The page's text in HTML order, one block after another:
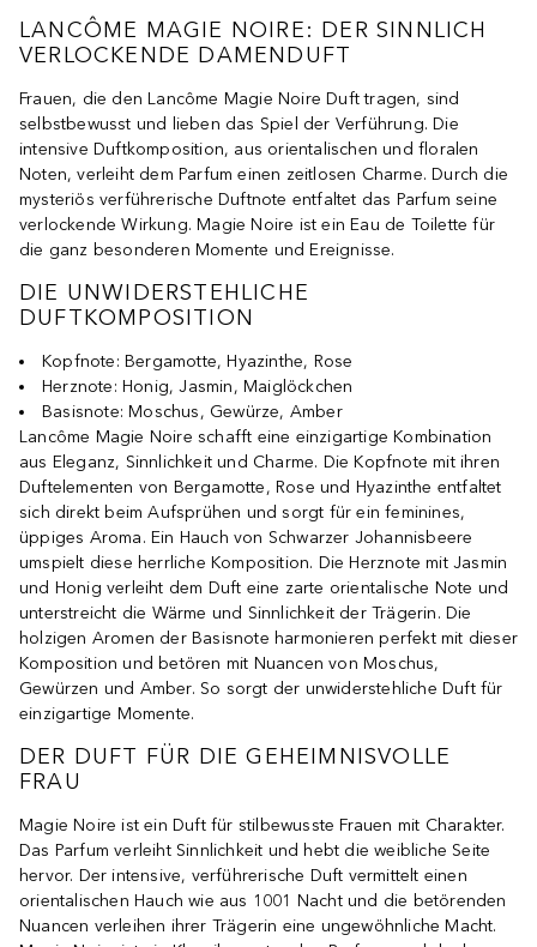
LANCÔME MAGIE NOIRE: DER SINNLICH
VERLOCKENDE DAMENDUFT
Frauen, die den Lancôme Magie Noire Duft tragen, sind
selbstbewusst und lieben das Spiel der Verführung. Die
intensive Duftkomposition, aus orientalischen und floralen
Noten, verleiht dem Parfum einen zeitlosen Charme. Durch die
mysteriös verführerische Duftnote entfaltet das Parfum seine
verlockende Wirkung. Magie Noire ist ein Eau de Toilette für
die ganz besonderen Momente und Ereignisse.
DIE UNWIDERSTEHLICHE
DUFTKOMPOSITION
Kopfnote: Bergamotte, Hyazinthe, Rose
Herznote: Honig, Jasmin, Maiglöckchen
Basisnote: Moschus, Gewürze, Amber
Lancôme Magie Noire schafft eine einzigartige Kombination
aus Eleganz, Sinnlichkeit und Charme. Die Kopfnote mit ihren
Duftelementen von Bergamotte, Rose und Hyazinthe entfaltet
sich direkt beim Aufsprühen und sorgt für ein feminines,
üppiges Aroma. Ein Hauch von Schwarzer Johannisbeere
umspielt diese herrliche Komposition. Die Herznote mit Jasmin
und Honig verleiht dem Duft eine zarte orientalische Note und
unterstreicht die Wärme und Sinnlichkeit der Trägerin. Die
holzigen Aromen der Basisnote harmonieren perfekt mit dieser
Komposition und betören mit Nuancen von Moschus,
Gewürzen und Amber. So sorgt der unwiderstehliche Duft für
einzigartige Momente.
DER DUFT FÜR DIE GEHEIMNISVOLLE
FRAU
Magie Noire ist ein Duft für stilbewusste Frauen mit Charakter.
Das Parfum verleiht Sinnlichkeit und hebt die weibliche Seite
hervor. Der intensive, verführerische Duft vermittelt einen
orientalischen Hauch wie aus 1001 Nacht und die betörenden
Nuancen verleihen ihrer Trägerin eine ungewöhnliche Macht.